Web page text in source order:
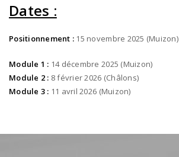
Dates :
Positionnement : 15 novembre 2025 (Muizon)
Module 1 : 14 décembre 2025 (Muizon)
Module 2 : 8 février 2026 (Châlons)
Module 3 : 11 avril 2026 (Muizon)